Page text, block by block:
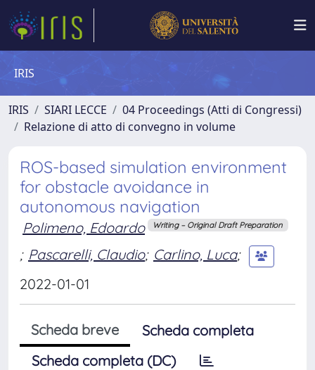
IRIS
IRIS SIARI LECCE
04 Proceedings (Atti di Congressi)
Relazione di atto di convegno in volume
ROS-based simulation environment
for obstacle avoidance in
autonomous navigation
Polimeno, Edoardo Writing – Original Draft Preparation
; Pascarelli, Claudio; Carlino, Luca;
2022-01-01
Scheda breve
Scheda completa
Scheda completa (DC)